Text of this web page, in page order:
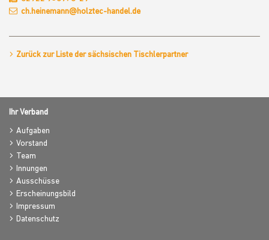
ch.heinemann@holztec-handel.de
Zurück zur Liste der sächsischen Tischlerpartner
Ihr Verband
Aufgaben
Vorstand
Team
Innungen
Ausschüsse
Erscheinungsbild
Impressum
Datenschutz